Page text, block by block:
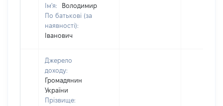
Ім'я:
Володимир
По батькові (за
наявності):
Іванович
Джерело
доходу:
Громадянин
України
Прізвище: